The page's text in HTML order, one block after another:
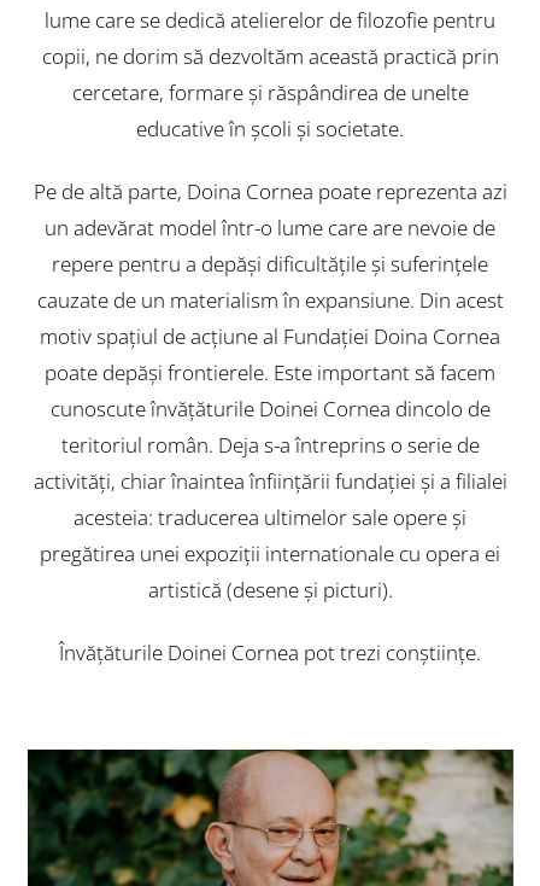
lume care se dedică atelierelor de filozofie pentru
copii, ne dorim să dezvoltăm această practică prin
cercetare, formare şi răspândirea de unelte
educative în şcoli şi societate.
Pe de altă parte, Doina Cornea poate reprezenta azi
un adevărat model într-o lume care are nevoie de
repere pentru a depăşi dificultăţile şi suferinţele
cauzate de un materialism în expansiune. Din acest
motiv spaţiul de acţiune al Fundaţiei Doina Cornea
poate depăşi frontierele. Este important să facem
cunoscute învăţăturile Doinei Cornea dincolo de
teritoriul român. Deja s-a întreprins o serie de
activităţi, chiar înaintea înfiinţării fundaţiei şi a filialei
acesteia: traducerea ultimelor sale opere şi
pregătirea unei expoziţii internationale cu opera ei
artistică (desene şi picturi).
Învăţăturile Doinei Cornea pot trezi conştiinţe.
Back
Top